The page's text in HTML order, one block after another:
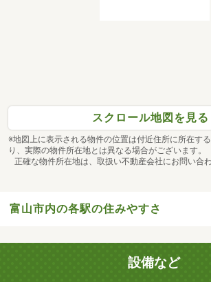
スクロール地図を見る
※地図上に表示される物件の位置は付近住所に所在す
り、実際の物件所在地とは異なる場合がございます。
正確な物件所在地は、取扱い不動産会社にお問い合わ
富山市内の各駅の住みやすさ
設備など